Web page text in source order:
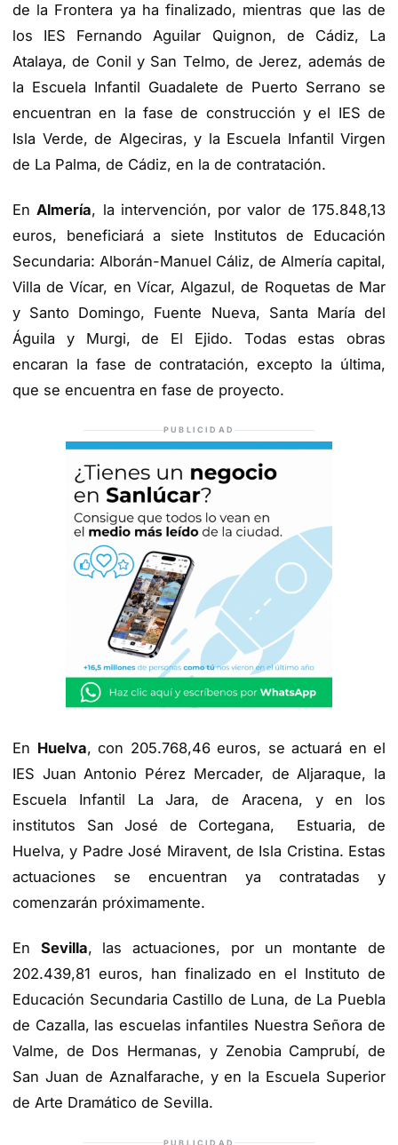
de la Frontera ya ha finalizado, mientras que las de
los IES Fernando Aguilar Quignon, de Cádiz, La
Atalaya, de Conil y San Telmo, de Jerez, además de
la Escuela Infantil Guadalete de Puerto Serrano se
encuentran en la fase de construcción y el IES de
Isla Verde, de Algeciras, y la Escuela Infantil Virgen
de La Palma, de Cádiz, en la de contratación.
EnAlmería, la intervención, por valor de 175.848,13
euros, beneficiará a siete Institutos de Educación
Secundaria: Alborán-Manuel Cáliz, de Almería capital,
Villa de Vícar, en Vícar, Algazul, de Roquetas de Mar
y Santo Domingo, Fuente Nueva, Santa María del
Águila y Murgi, de El Ejido. Todas estas obras
encaran la fase de contratación, excepto la última,
que se encuentra en fase de proyecto.
PUBLICIDAD
En Huelva, con 205.768,46 euros, se actuará en el
IES Juan Antonio Pérez Mercader, de Aljaraque, la
Escuela Infantil La Jara, de Aracena, y en los
institutos San José de Cortegana, Estuaria, de
Huelva, y Padre José Miravent, de Isla Cristina. Estas
actuaciones se encuentran ya contratadas y
comenzarán próximamente.
En Sevilla, las actuaciones, por un montante de
202.439,81 euros, han finalizado en el Instituto de
Educación Secundaria Castillo de Luna, de La Puebla
de Cazalla, las escuelas infantiles Nuestra Señora de
Valme, de Dos Hermanas, y Zenobia Camprubí, de
San Juan de Aznalfarache, y en la Escuela Superior
de Arte Dramático de Sevilla.
PUBLICIDAD